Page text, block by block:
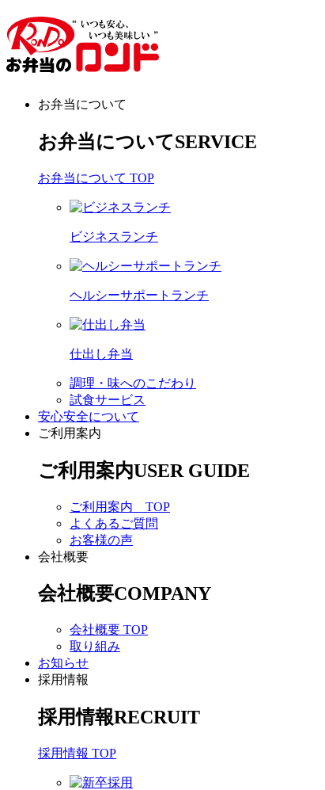
お弁当について
お弁当についてSERVICE
お弁当について TOP
ビジネスランチ
ヘルシーサポートランチ
仕出し弁当
調理・味へのこだわり
試食サービス
安心安全について
ご利用案内
ご利用案内USER GUIDE
ご利用案内 TOP
よくあるご質問
お客様の声
会社概要
会社概要COMPANY
会社概要 TOP
取り組み
お知らせ
採用情報
採用情報RECRUIT
採用情報 TOP